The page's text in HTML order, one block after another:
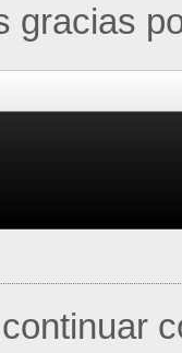
gracias